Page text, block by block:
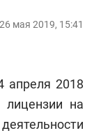
26 мая 2019, 15:41
апреля 2018
на